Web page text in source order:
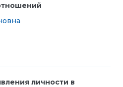
личности в